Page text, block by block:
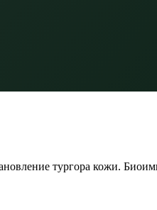
тургора кожи.